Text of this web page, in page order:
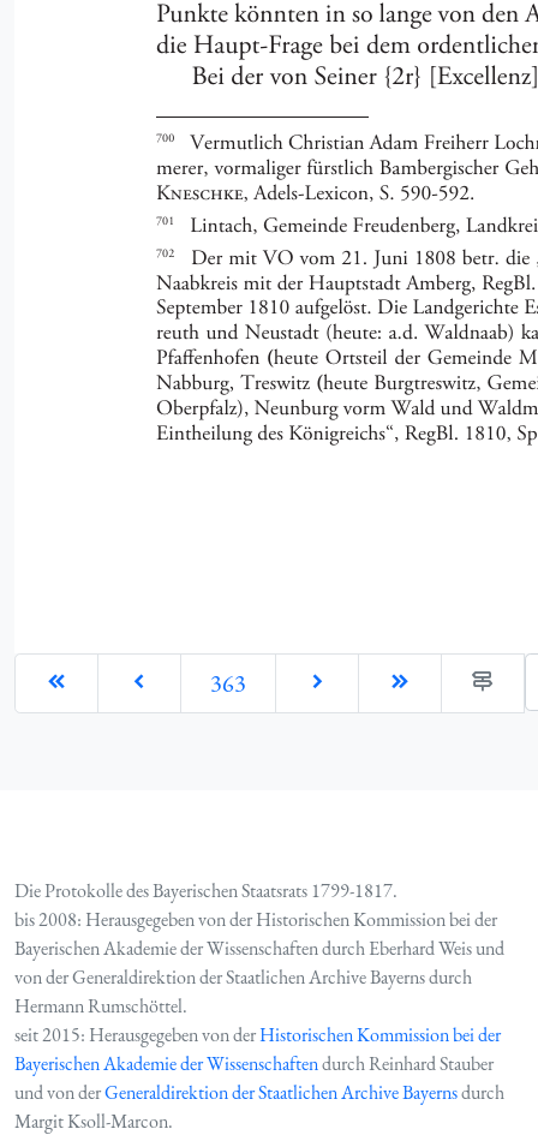
363
Die Protokolle des Bayerischen Staatsrats 1799-1817.
bis 2008: Herausgegeben von der Historischen Kommission bei der
Bayerischen Akademie der Wissenschaften durch Eberhard Weis und
von der Generaldirektion der Staatlichen Archive Bayerns durch
Hermann Rumschöttel.
seit 2015: Herausgegeben von derHistorischen Kommission bei der
Bayerischen Akademie der Wissenschaftendurch Reinhard Stauber
und von derGeneraldirektion der Staatlichen Archive Bayernsdurch
Margit Ksoll-Marcon.